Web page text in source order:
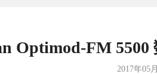
Optimod-FM
2017年05